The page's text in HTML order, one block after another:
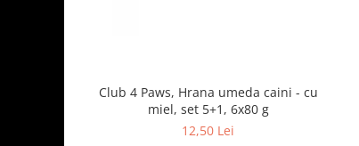
Club 4 Paws, Hrana umeda caini - cu
miel, set 5+1, 6x80 g
12,50 Lei